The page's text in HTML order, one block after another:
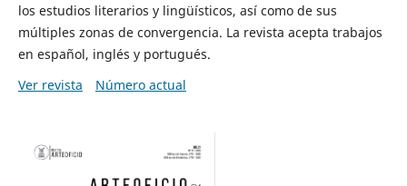
los estudios literarios y lingüísticos, así como de sus
múltiples zonas de convergencia. La revista acepta trabajos
en español, inglés y portugués.
Ver revista
Número actual